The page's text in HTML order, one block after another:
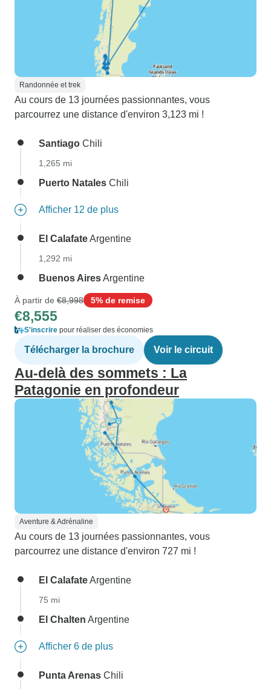
Randonnée et trek
Au cours de 13 journées passionnantes, vous
parcourrez une distance d'environ 3,123 mi !
Santiago Chili
1,265 mi
Puerto Natales Chili
Afficher 12 de plus
El CalafateArgentine
1,292 mi
Buenos AiresArgentine
À partir de €8,998 5% de remise
€8,555
S'inscrire pour réaliser des économies
Télécharger la brochure Voir le circuit
Au-delà des sommets : La
Patagonie en profondeur
Aventure & Adrénaline
Au cours de 13 journées passionnantes, vous
parcourrez une distance d'environ 727 mi !
El CalafateArgentine
75 mi
El Chalten Argentine
Afficher 6 de plus
Punta Arenas Chili